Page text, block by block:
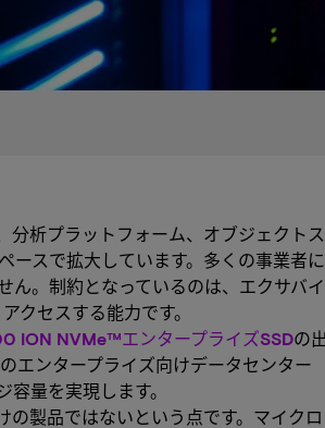
分析プラットフォーム、オブジェクト
ースで拡大しています。多くの事業者
ん。制約となっているのは、エクサバ
クセスする能力です。
ION NVMe™エンタープライズSSDの
エンタープライズ向けデータセンター
量を実現します。
製品ではないという点です。マイク